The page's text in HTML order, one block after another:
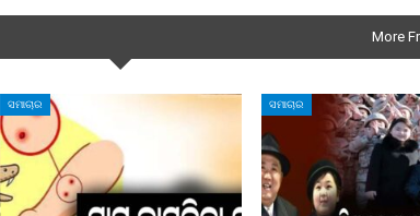
More
ସମାଚାର ସମାଚାର